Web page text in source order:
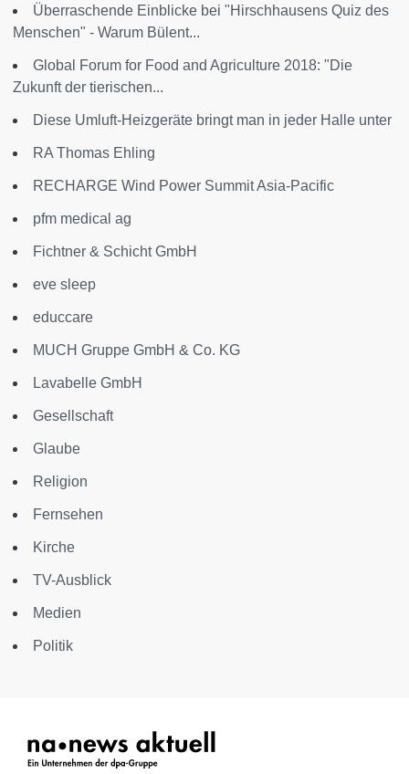
Überraschende Einblicke bei "Hirschhausens Quiz des
Menschen" - Warum Bülent...
Global Forum for Food and Agriculture 2018: "Die
Zukunft der tierischen...
Diese Umluft-Heizgeräte bringt man in jeder Halle unter
RA Thomas Ehling
RECHARGE Wind Power Summit Asia-Pacific
pfm medical ag
Fichtner & Schicht GmbH
eve sleep
educcare
MUCH Gruppe GmbH & Co. KG
Lavabelle GmbH
Gesellschaft
Glaube
Religion
Fernsehen
Kirche
TV-Ausblick
Medien
Politik